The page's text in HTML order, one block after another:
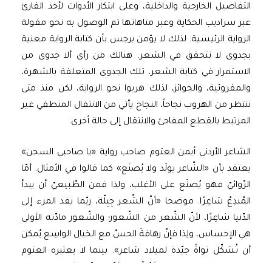
التفاصيل الخارجية والداخلية، وعلى ابتكار الأدوات لأخذ القارئ
عبر سراديب الحكاية وعبر متاهاتها ثم الوصول به نحو مقولة
الرواية الرئيسية. لذلك لا يؤمن برجس بأن كتابة الرواية معنية
بجدوى لا تتحقق في الشعر. هنالك من رأى ألا جدوى من
الاستمرار في كتابة الشعر، تلك الجدوى المتعلقة بالشهرة،
والمقروئية، والجوائز، لذلك هربوا نحو الرواية، لكن منذ متى
ننتظر من الهروب نجاحاً، النجاح يأتي من الانتقال المنطقي غير
المرتبط بالقطع المفاجئ والانتقال إلى حالة أخرى.
الشاعر الأردني أيمن العتوم صاحب رواية «يا صاحبي السجن»
يعتقد بأن «الشّاعر يولَد ولا يُصنَع» كما قالوا في الأمثال. أمّا
الرّوائيّ فهو يُصنَع على الأغلب، ولذا فمن الطّبيعيّ أن يبدأ
المُبدِعُ شاعِرًا. موضحا «أنّ الشّعر جِبِلّة، ربّما يفد المرء إلى
الدّنيا شاعِرًا، لأنّ الشّعر من الشّعور؛ والشّعور مادّته الأولى
هي الإحساس، ولِذا فإنّ رهافةَ الحسّ مع الخيال الواسِع يُمكن
أن تُشكّل نواةً جيّدة لميلاد شاعر». بينما لا يعتبره العتوم